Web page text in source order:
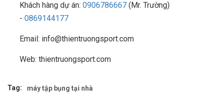
Khách hàng dự án: 0906786667 (Mr. Trường)
- 0869144177
Email: info@thientruongsport.com
Web: thientruongsport.com
Tag: máy tập bụng tại nhà